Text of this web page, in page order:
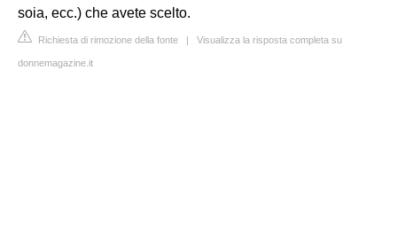
soia, ecc.) che avete scelto.
Richiesta di rimozione della fonte | Visualizza la risposta completa su
donnemagazine.it